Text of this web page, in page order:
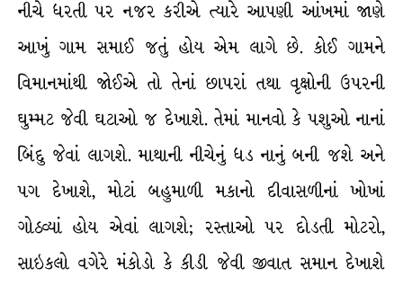
નીચે ધરતી પર નજર કરીએ ત્યારે આપણી આંખમાં જાણે
આખું ગામ સમાઈ જતું હોય એમ લાગે છે. કોઈ ગામને
વિમાનમાંથી જોઈએ તો તેનાં છાપરાં તથા વૃક્ષોની ઉપરની
ઘુમ્મટ જેવી ઘટાઓ જ દેખાશે. તેમાં માનવો કે પશુઓ નાનાં
બિંદુ જેવાં લાગશે. માથાની નીચેનું ધડ નાનું બની જશે અને
પગ દેખાશે, મોટાં બહુમાળી મકાનો દીવાસળીનાં ખોખાં
ગોઠવ્યાં હોય એવાં લાગશે; રસ્તાઓ પર દોડતી મોટરો,
સાઇકલો વગેરે મંકોડો કે કીડી જેવી જીવાત સમાન દેખાશે